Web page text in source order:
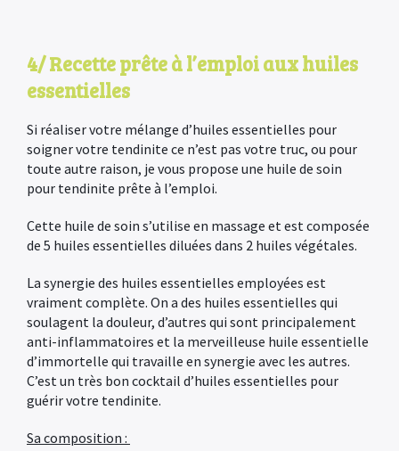
4/ Recette prête à l’emploi aux huiles
essentielles
Si réaliser votre mélange d’huiles essentielles pour
soigner votre tendinite ce n’est pas votre truc, ou pour
toute autre raison, je vous propose une huile de soin
pour tendinite prête à l’emploi.
Cette huile de soin s’utilise en massage et est composée
de 5 huiles essentielles diluées dans 2 huiles végétales.
La synergie des huiles essentielles employées est
vraiment complète. On a des huiles essentielles qui
soulagent la douleur, d’autres qui sont principalement
anti-inflammatoires et la merveilleuse huile essentielle
d’immortelle qui travaille en synergie avec les autres.
C’est un très bon cocktail d’huiles essentielles pour
guérir votre tendinite.
Sa composition :